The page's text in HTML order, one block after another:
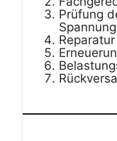
Prüfung